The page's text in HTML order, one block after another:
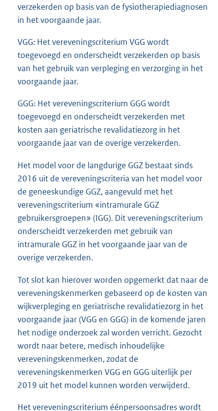
verzekerden op basis van de fysiotherapiediagnosen
in het voorgaande jaar.
VGG: Het vereveningscriterium VGG wordt
toegevoegd en onderscheidt verzekerden op basis
van het gebruik van verpleging en verzorging in het
voorgaande jaar.
GGG: Het vereveningscriterium GGG wordt
toegevoegd en onderscheidt verzekerden met
kosten aan geriatrische revalidatiezorg in het
voorgaande jaar van de overige verzekerden.
Het model voor de langdurige GGZ bestaat sinds
2016 uit de vereveningscriteria van het model voor
de geneeskundige GGZ, aangevuld met het
vereveningscriterium «intramurale GGZ
gebruikersgroepen» (IGG). Dit vereveningscriterium
onderscheidt verzekerden met gebruik van
intramurale GGZ in het voorgaande jaar van de
overige verzekerden.
Tot slot kan hierover worden opgemerkt dat naar de
vereveningskenmerken gebaseerd op de kosten van
wijkverpleging en geriatrische revalidatiezorg in het
voorgaande jaar (VGG en GGG) in de komende jaren
het nodige onderzoek zal worden verricht. Gezocht
wordt naar betere, medisch inhoudelijke
vereveningskenmerken, zodat de
vereveningskenmerken VGG en GGG uiterlijk per
2019 uit het model kunnen worden verwijderd.
Het vereveningscriterium éénpersoonsadres wordt